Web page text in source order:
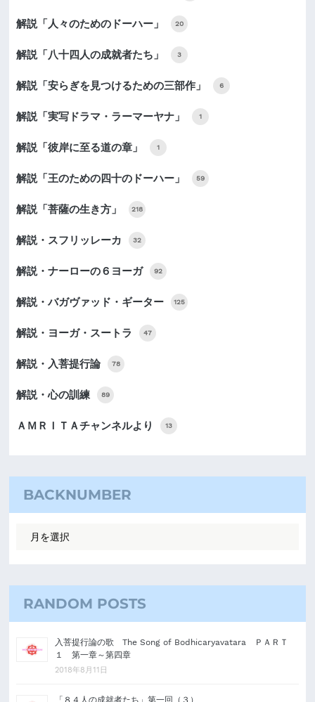
解説「人々のためのドーハー」 20
解説「八十四人の成就者たち」 3
解説「安らぎを見つけるための三部作」 6
解説「実写ドラマ・ラーマーヤナ」 1
解説「彼岸に至る道の章」 1
解説「王のための四十のドーハー」 59
解説「菩薩の生き方」 218
解説・スフリッレーカ 32
解説・ナーローの６ヨーガ 92
解説・バガヴァッド・ギーター 125
解説・ヨーガ・スートラ 47
解説・入菩提行論 78
解説・心の訓練 89
ＡＭＲＩＴＡチャンネルより 13
BACKNUMBER
RANDOM POSTS
入菩提行論の歌 The Song of Bodhicaryavatara ＰＡＲＴ
１ 第一章～第四章
2018年8月11日
「８４人の成就者たち」第一回（３）